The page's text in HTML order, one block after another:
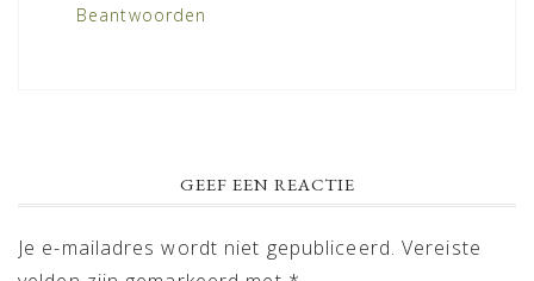
Beantwoorden
GEEF EEN REACTIE
Je e-mailadres wordt niet gepubliceerd. Vereiste